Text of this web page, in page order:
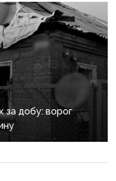
за добу: ворог